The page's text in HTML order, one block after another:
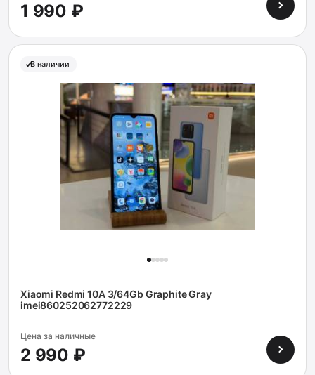
1 990 ₽
В наличии
Xiaomi Redmi 10А 3/64Gb Graphite Gray
imei860252062772229
Цена за наличные
2 990 ₽